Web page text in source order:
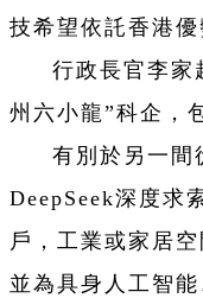
技希望依託香港優
行政長官李家
州六小龍”科企，
有別於另一間
DeepSeek深度求
戶，工業或家居
並為具身人工智